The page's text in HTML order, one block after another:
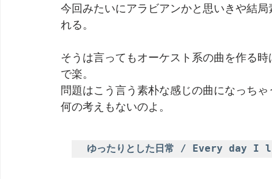
今回みたいにアラビアンかと思いきや結
れる。
そうは言ってもオーケスト系の曲を作る
で楽。
問題はこう言う素朴な感じの曲になっちゃ
何の考えもないのよ。
ゆったりとした日常 / Every day I